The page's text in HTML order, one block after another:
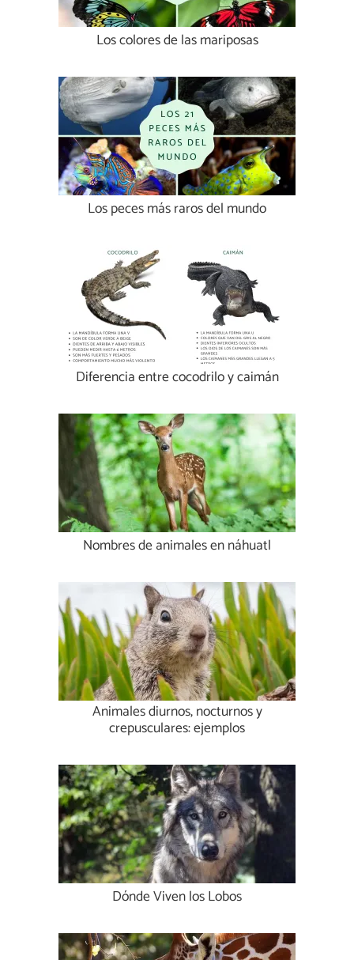
Los colores de las mariposas
Los peces más raros del mundo
Diferencia entre cocodrilo y caimán
Nombres de animales en náhuatl
Animales diurnos, nocturnos y
crepusculares: ejemplos
Dónde Viven los Lobos